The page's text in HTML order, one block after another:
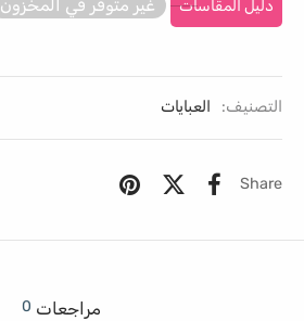
دليل المقاسات غير متوفر في المخزون
التصنيف: العبايات
Share
مراجعات 0